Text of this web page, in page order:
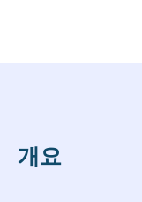
개요